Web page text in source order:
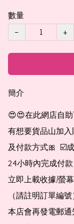
數量
−
+
簡介
😍😍在此網店自助
有想要貨品山加入
及付款方式🎀  ☑️
24小時內完成付
立即上載收據/螢
（請註明訂單編
本店會再發電郵